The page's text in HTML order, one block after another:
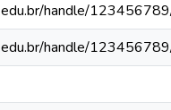
handle/
handle/